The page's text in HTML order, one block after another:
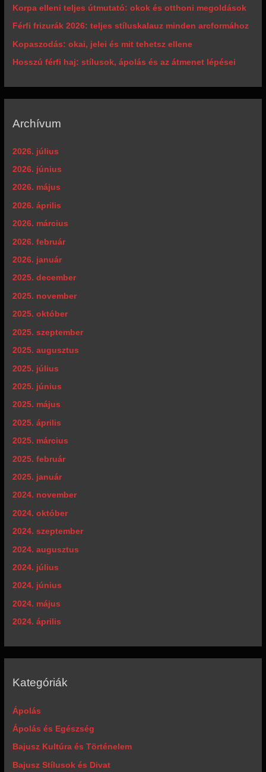
Korpa elleni teljes útmutató: okok és otthoni megoldások
Férfi frizurák 2026: teljes stíluskalauz minden arcformához
Kopaszodás: okai, jelei és mit tehetsz ellene
Hosszú férfi haj: stílusok, ápolás és az átmenet lépései
Archívum
2026. július
2026. június
2026. május
2026. április
2026. március
2026. február
2026. január
2025. december
2025. november
2025. október
2025. szeptember
2025. augusztus
2025. július
2025. június
2025. május
2025. április
2025. március
2025. február
2025. január
2024. november
2024. október
2024. szeptember
2024. augusztus
2024. július
2024. június
2024. május
2024. április
Kategóriák
Ápolás
Ápolás és Egészség
Bajusz Kultúra és Történelem
Bajusz Stílusok és Divat